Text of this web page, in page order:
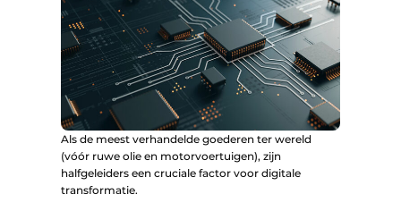
Als de meest verhandelde goederen ter wereld
(vóór ruwe olie en motorvoertuigen), zijn
halfgeleiders een cruciale factor voor digitale
transformatie.